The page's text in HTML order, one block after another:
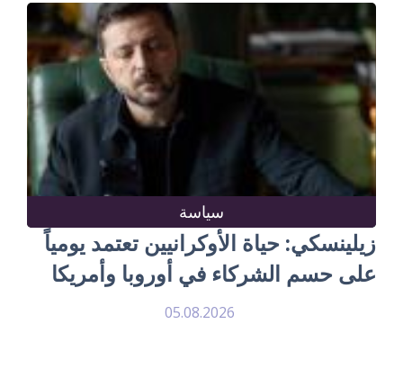
سياسة
زيلينسكي: حياة الأوكرانيين تعتمد يومياً
على حسم الشركاء في أوروبا وأمريكا
05.08.2026